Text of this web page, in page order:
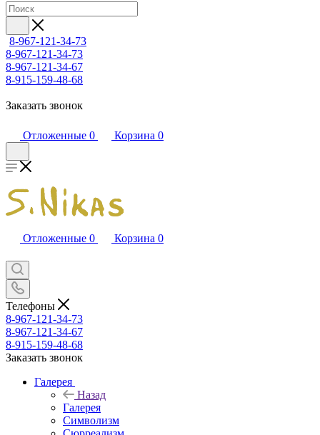
8-967-121-34-73
8-967-121-34-73
8-967-121-34-67
8-915-159-48-68
Заказать звонок
Отложенные 0 Корзина 0
Отложенные 0 Корзина 0
Телефоны
8-967-121-34-73
8-967-121-34-67
8-915-159-48-68
Заказать звонок
Галерея
Назад
Галерея
Символизм